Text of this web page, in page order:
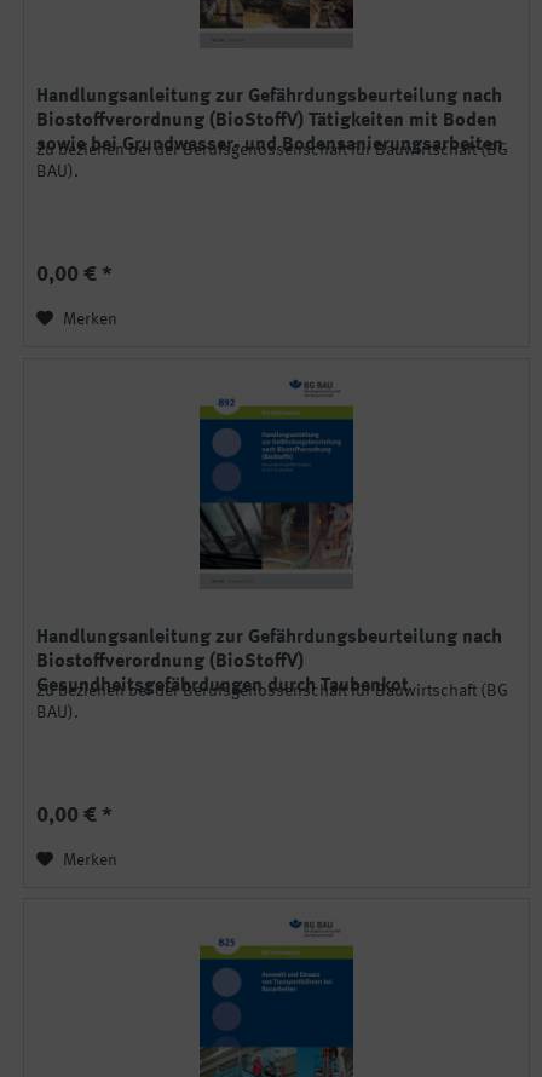
Handlungsanleitung zur Gefährdungsbeurteilung nach
Biostoffverordnung (BioStoffV) Tätigkeiten mit Boden
sowie bei Grundwasser- und Bodensanierungsarbeiten
Zu beziehen bei der Berufsgenossenschaft für Bauwirtschaft (BG
BAU).
0,00 € *
Merken
Handlungsanleitung zur Gefährdungsbeurteilung nach
Biostoffverordnung (BioStoffV)
Gesundheitsgefährdungen durch Taubenkot
Zu beziehen bei der Berufsgenossenschaft für Bauwirtschaft (BG
BAU).
0,00 € *
Merken